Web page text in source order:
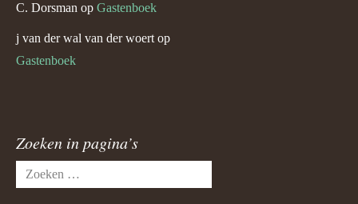
C. Dorsman op Gastenboek
j van der wal van der woert op
Gastenboek
Zoeken in pagina’s
Zoeken
naar: